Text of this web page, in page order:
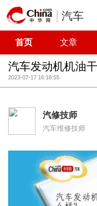
汽车
首页 文章
汽车发动机机油
2023-07-17 16:18:55
汽修技师
汽车维修技师